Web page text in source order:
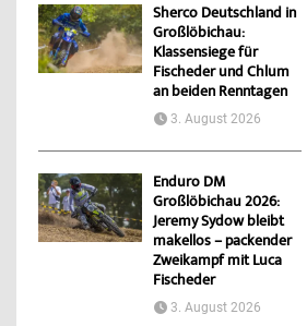
Sherco Deutschland in
Großlöbichau:
Klassensiege für
Fischeder und Chlum
an beiden Renntagen
3. August 2026
Enduro DM
Großlöbichau 2026:
Jeremy Sydow bleibt
makellos – packender
Zweikampf mit Luca
Fischeder
3. August 2026